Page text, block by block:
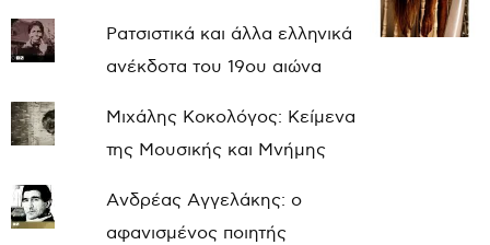
Ρατσιστικά και άλλα ελληνικά
ανέκδοτα του 19ου αιώνα
Μιχάλης Κοκολόγος: Κείμενα
της Μουσικής και Μνήμης
Ανδρέας Αγγελάκης: ο
αφανισμένος ποιητής